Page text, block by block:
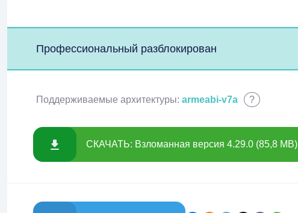
Профессиональный разблокирован
Поддерживаемые архитектуры: armeabi-v7a ?
СКАЧАТЬ: Взломанная версия 4.29.0 (85,8 MB)